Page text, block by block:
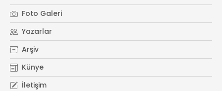
Foto Galeri
Yazarlar
Arşiv
Künye
İletişim